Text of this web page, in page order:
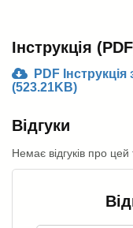
Інструкція
PDF
(523.21KB)
Відгуки
Немає відгуків про цей